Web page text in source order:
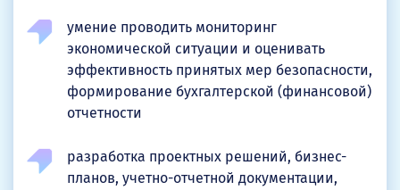
умение проводить мониторинг
экономической ситуации и оценивать
эффективность принятых мер безопасности,
формирование бухгалтерской (финансовой)
отчетности
разработка проектных решений, бизнес-
планов, учетно-отчетной документации,